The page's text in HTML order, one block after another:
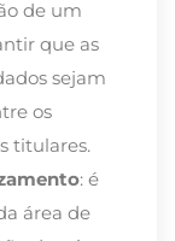
de um
que as
sejam
os
titulares.
: é
área de